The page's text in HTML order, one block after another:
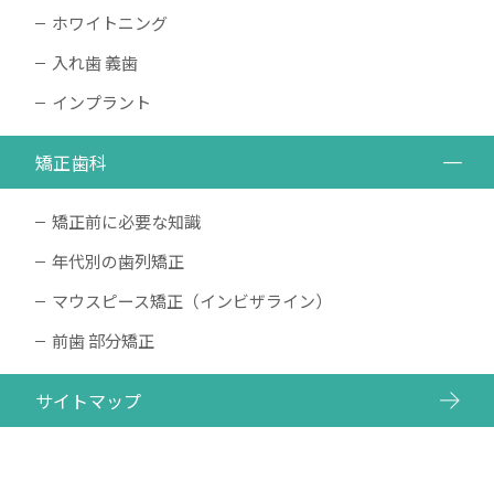
ホワイトニング
入れ歯 義歯
インプラント
矯正歯科
矯正前に必要な知識
年代別の歯列矯正
マウスピース矯正（インビザライン）
前歯 部分矯正
サイトマップ